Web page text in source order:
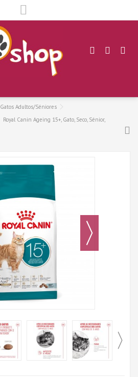
Gatos Adultos/Séniores
Royal Canin Ageing 15+, Gato, Seco, Sénior,